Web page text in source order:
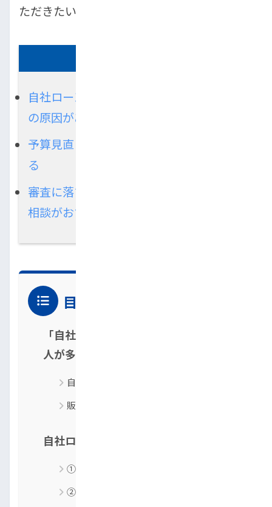
ただきたい内容です。
自社ローンの審査落ちは支払能力など5つ
の原因がある
予算見直し・頭金の用意などで対策を取
る
審査に落ちて困っていたらトップランに
相談がおすすめ
目次
「自社ローンなのに落ちた…」と感じる
人が多い理由
自社ローン＝誰でも通るという誤解
販売店ごとに審査基準が大きく違う現実
自社ローンの審査に落ちる理由5選
①支払い能力を超えた車種を選んでいる
②勤続年数が極端に短い・収入が不安定